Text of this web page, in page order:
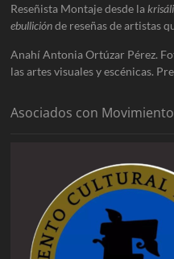
Reseñista Montaje desde la
ebulliciónde reseñas de artistas
Anahí Antonia Ortúzar Pérez.
las artes visuales y escénicas.
Asociados con